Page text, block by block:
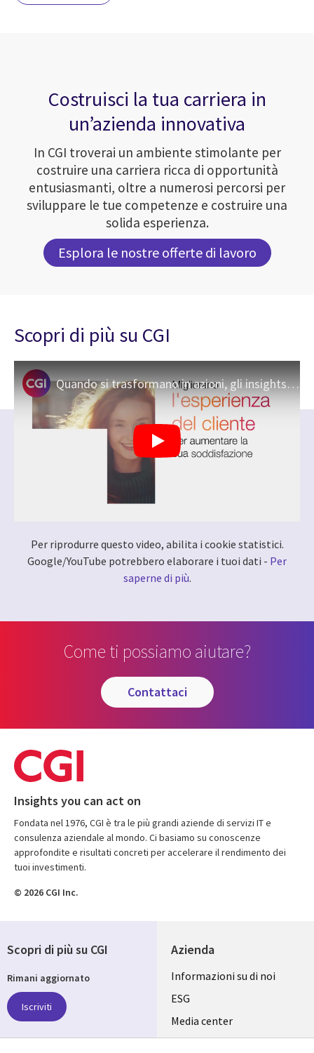
Costruisci la tua carriera in
un’azienda innovativa
In CGI troverai un ambiente stimolante per
costruire una carriera ricca di opportunità
entusiasmanti, oltre a numerosi percorsi per
sviluppare le tue competenze e costruire una
solida esperienza.
Esplora le nostre offerte di lavoro
Scopri di più su CGI
Quando si trasformano in azioni, gli insights superano i limiti del possibile
Per riprodurre questo video, abilita i cookie statistici.
Google/YouTube potrebbero elaborare i tuoi dati - Per
saperne di più.
Come ti possiamo aiutare?
contattaci
Insights you can act on
Fondata nel 1976, CGI è tra le più grandi aziende di servizi IT e
consulenza aziendale al mondo. Ci basiamo su conoscenze
approfondite e risultati concreti per accelerare il rendimento dei
tuoi investimenti.
© 2026 CGI Inc.
Azienda
Useful
links
ITALY
Informazioni su di noi
ESG
Media center
Fusioni
Scopri di più su CGI
Rimani aggiornato
Iscriviti